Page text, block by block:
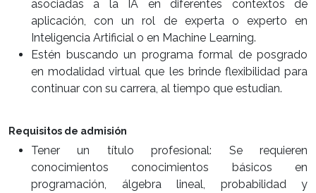
asociadas a la IA en diferentes contextos de
aplicación, con un rol de experta o experto en
Inteligencia Artificial o en Machine Learning.
Estén buscando un programa formal de posgrado
en modalidad virtual que les brinde flexibilidad para
continuar con su carrera, al tiempo que estudian.
Requisitos de admisión
Tener un título profesional: Se requieren
conocimientos conocimientos básicos en
programación, álgebra lineal, probabilidad y